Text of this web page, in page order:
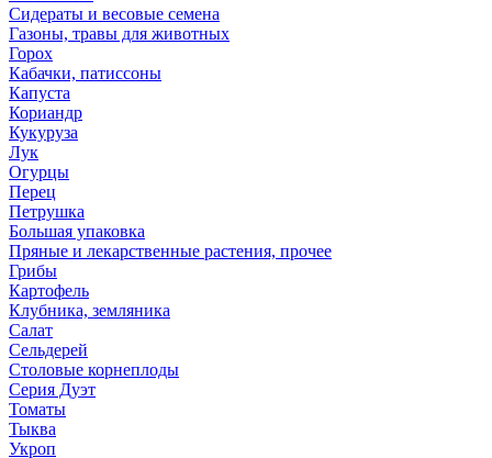
Сидераты и весовые семена
Газоны, травы для животных
Горох
Кабачки, патиссоны
Капуста
Кориандр
Кукуруза
Лук
Огурцы
Перец
Петрушка
Большая упаковка
Пряные и лекарственные растения, прочее
Грибы
Картофель
Клубника, земляника
Салат
Сельдерей
Столовые корнеплоды
Серия Дуэт
Томаты
Тыква
Укроп